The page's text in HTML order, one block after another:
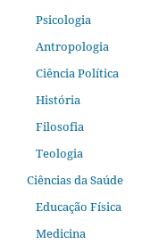
Psicologia
Antropologia
Ciência Política
História
Filosofia
Teologia
Ciências da Saúde
Educação Física
Medicina